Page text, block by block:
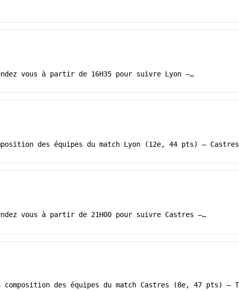
vous à partir de 16H35 pour suivre Lyon –…
des équipes du match Lyon (12e, 44 pts) –
vous à partir de 21H00 pour suivre Castres –…
composition des équipes du match Castres (8e, 47 pts) –